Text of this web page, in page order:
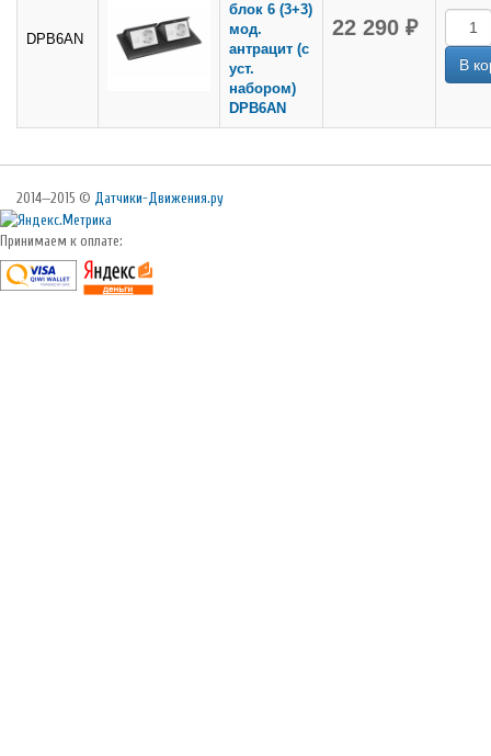
DPB6AN
блок 6 (3+3)
мод.
антрацит (с
уст.
набором)
DPB6AN
22 290 ₽
2014—2015 © Датчики-Движения.ру
Принимаем к оплате: